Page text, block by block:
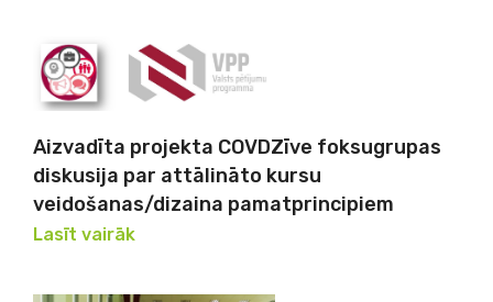
Aizvadīta projekta COVDZīve foksugrupas
diskusija par attālināto kursu
veidošanas/dizaina pamatprincipiem
Lasīt vairāk